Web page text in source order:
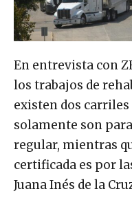
En entrevista con
los trabajos de
existen dos
solamente son
regular, mientras
certificada es por
Juana Inés de la